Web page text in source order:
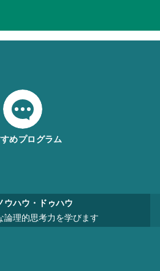
めプログラム
ウハウ・ドゥハウ
理的思考力を学びます